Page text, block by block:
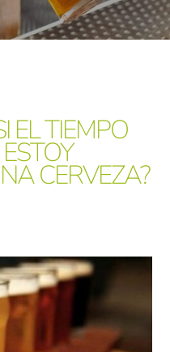
EL TIEMPO
CERVEZA?